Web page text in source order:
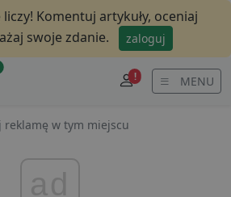
Komentuj artykuły, oceniaj
swoje zdanie.
zaloguj
! MENU
reklamę w tym miejscu